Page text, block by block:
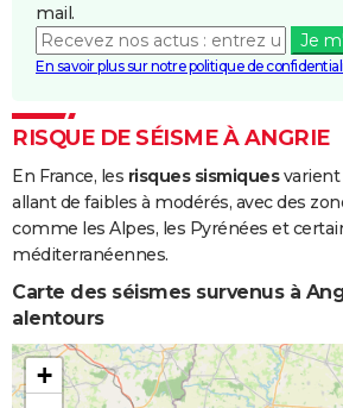
mail.
Je
En savoir plus sur notre politique de
RISQUE DE SÉISME À ANGRIE
En France, les risques sismiquesvarient
allant de faibles à modérés, avec des
comme les Alpes, les Pyrénées et
méditerranéennes.
Carte des séismes survenus à
alentours
+